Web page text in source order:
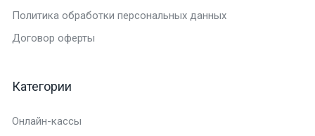
Политика обработки персональных данных
Договор оферты
Категории
Онлайн-кассы